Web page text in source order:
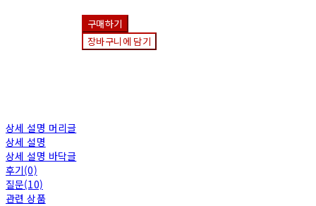
구매하기
장바구니에 담기
상세 설명 머리글
상세 설명
상세 설명 바닥글
후기(0)
질문(10)
관련 상품